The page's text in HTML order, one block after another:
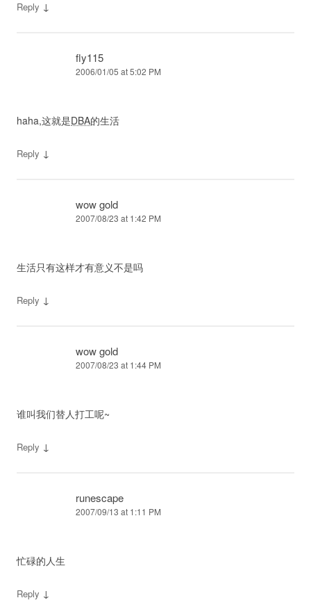
Reply ↓
fly115
2006/01/05 at 5:02 PM
haha,这就是DBA的生活
Reply ↓
wow gold
2007/08/23 at 1:42 PM
生活只有这样才有意义不是吗
Reply ↓
wow gold
2007/08/23 at 1:44 PM
谁叫我们替人打工呢~
Reply ↓
runescape
2007/09/13 at 1:11 PM
忙碌的人生
Reply ↓